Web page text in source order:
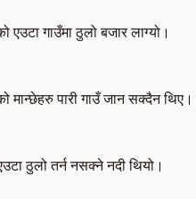
एउटा गाउँमा ठुलो बजार लाग्यो।
मान्छेहरु पारी गाउँ जान सक्दैन थिए।
ठुलो तर्न नसक्ने नदी थियो।